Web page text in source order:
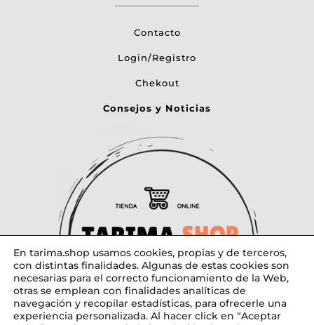
Contacto
Login/Registro
Chekout
Consejos y Noticias
En tarima.shop usamos cookies, propias y de terceros,
con distintas finalidades. Algunas de estas cookies son
necesarias para el correcto funcionamiento de la Web,
otras se emplean con finalidades analíticas de
navegación y recopilar estadísticas, para ofrecerle una
experiencia personalizada. Al hacer click en “Aceptar